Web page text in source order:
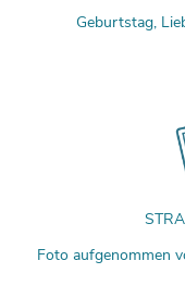
Geburtstag,
Foto aufgenommen